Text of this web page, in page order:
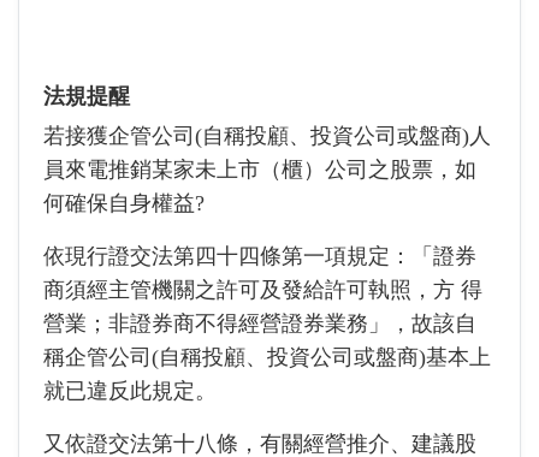
法規提醒
若接獲企管公司(自稱投顧、投資公司或盤商)人
員來電推銷某家未上市（櫃）公司之股票，如
何確保自身權益?
依現行證交法第四十四條第一項規定：「證券
商須經主管機關之許可及發給許可執照，方 得
營業；非證券商不得經營證券業務」，故該自
稱企管公司(自稱投顧、投資公司或盤商)基本上
就已違反此規定。
又依證交法第十八條，有關經營推介、建議股